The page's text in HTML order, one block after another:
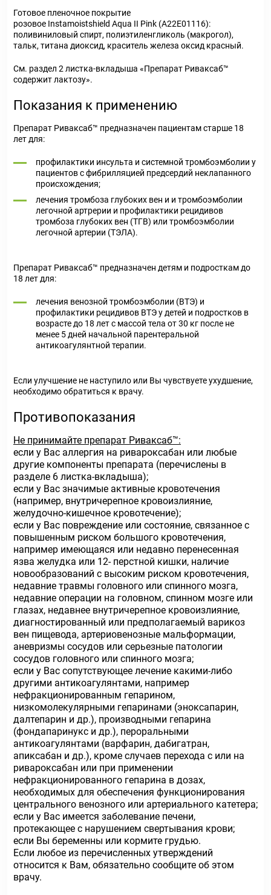
Готовое пленочное покрытие
розовое Instamoistshield Aqua II Pink (А22Е01116):
поливиниловый спирт, полиэтиленгликоль (макрогол),
тальк, титана диоксид, краситель железа оксид красный.
См. раздел 2 листка-вкладыша «Препарат Риваксаб™
содержит лактозу».
Показания к применению
Препарат Риваксаб™ предназначен пациентам старше 18
лет для:
профилактики инсульта и системной тромбоэмболии у
пациентов с фибрилляцией предсердий неклапанного
происхождения;
лечения тромбоза глубоких вен и и тромбоэмболии
легочной артрерии и профилактики рецидивов
тромбоза глубоких вен (ТГВ) или тромбоэмболии
легочной артерии (ТЭЛА).
Препарат Риваксаб™ предназначен детям и подросткам до
18 лет для:
лечения венозной тромбоэмболии (ВТЭ) и
профилактики рецидивов ВТЭ у детей и подростков в
возрасте до 18 лет с массой тела от 30 кг после не
менее 5 дней начальной парентеральной
антикоагулянтной терапии.
Если улучшение не наступило или Вы чувствуете ухудшение,
необходимо обратиться к врачу.
Противопоказания
Не принимайте препарат Риваксаб™:
если у Вас аллергия на ривароксабан или любые
другие компоненты препарата (перечислены в
разделе 6 листка-вкладыша);
если у Вас значимые активные кровотечения
(например, внутричерепное кровоизлияние,
желудочно-кишечное кровотечение);
если у Вас повреждение или состояние, связанное с
повышенным риском большого кровотечения,
например имеющаяся или недавно перенесенная
язва желудка или 12- перстной кишки, наличие
новообразований с высоким риском кровотечения,
недавние травмы головного или спинного мозга,
недавние операции на головном, спинном мозге или
глазах, недавнее внутричерепное кровоизлияние,
диагностированный или предполагаемый варикоз
вен пищевода, артериовенозные мальформации,
аневризмы сосудов или серьезные патологии
сосудов головного или спинного мозга;
если у Вас сопутствующее лечение какими-либо
другими антикоагулянтами, например
нефракционированным гепарином,
низкомолекулярными гепаринами (эноксапарин,
далтепарин и др.), производными гепарина
(фондапаринукс и др.), пероральными
антикоагулянтами (варфарин, дабигатран,
апиксабан и др.), кроме случаев перехода с или на
ривароксабан или при применении
нефракционированного гепарина в дозах,
необходимых для обеспечения функционирования
центрального венозного или артериального катетера;
если у Вас имеется заболевание печени,
протекающее с нарушением свертывания крови;
если Вы беременны или кормите грудью.
Если любое из перечисленных утверждений
относится к Вам, обязательно сообщите об этом
врачу.